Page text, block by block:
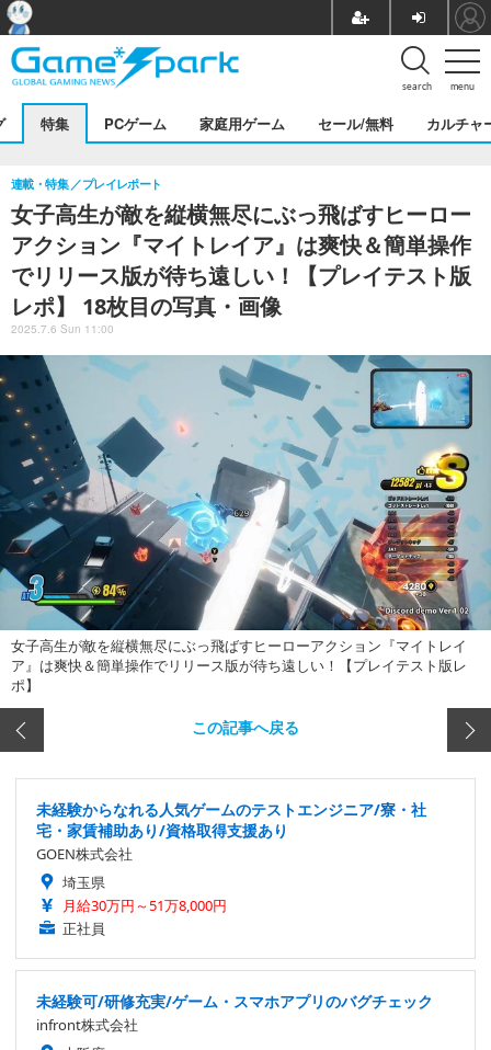
menu
search
特集 PCゲーム 家庭用ゲーム セール/無料 カルチャ
女子高生が敵を縦横無尽にぶっ飛ばすヒーロー
アクション『マイトレイア』は爽快＆簡単操作
でリリース版が待ち遠しい！【プレイテスト版
レポ】 18枚目の写真・画像
連載・特集 プレイレポート
2025.7.6 Sun 11:00
女子高生が敵を縦横無尽にぶっ飛ばすヒーローアクション『マイトレイ
ア』は爽快＆簡単操作でリリース版が待ち遠しい！【プレイテスト版レ
ポ】
この記事へ戻る
未経験からなれる人気ゲームのテストエンジニア/寮・社
宅・家賃補助あり/資格取得支援あり
GOEN株式会社
埼玉県
月給30万円～51万8,000円
正社員
未経験可/研修充実/ゲーム・スマホアプリのバグチェック
infront株式会社